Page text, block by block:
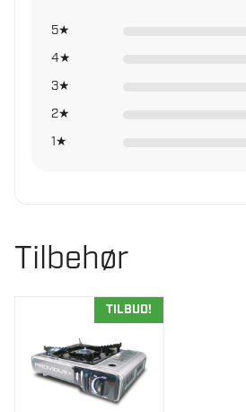
5★
4★
3★
2★
1★
Tilbehør
TILBUD!